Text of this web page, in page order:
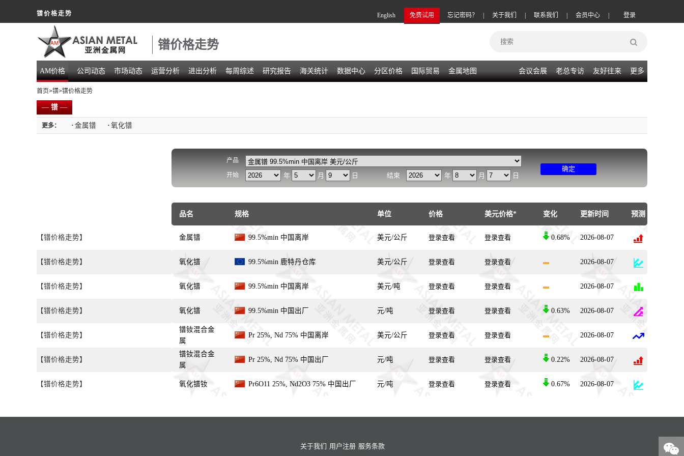
镨价格走势 登录
会员中心
联系我们
关于我们
忘记密码？
免费试用
English
镨价格走势
AM价格 公司动态 市场动态 运营分析 进出分析 每周综述 研究报告 海关统计 数据中心 分区价格 国际贸易 金属地图 会议会展 老总专访 友好往来 更多
首页>镨>镨价格走势
—镨—
更多： · 金属镨 · 氧化镨
【镨价格走势】
【镨价格走势】
【镨价格走势】
【镨价格走势】
【镨价格走势】
【镨价格走势】
【镨价格走势】
产品
开始 年 月 日 结束 年 月 日
确定
品名 规格 单位 价格 美元价格* 变化 更新时间 预测
金属镨 99.5%min 中国离岸 美元/公斤 登录查看 登录查看 0.68% 2026-08-07
氧化镨 99.5%min 鹿特丹仓库 美元/公斤 登录查看 登录查看 2026-08-07
氧化镨 99.5%min 中国离岸 美元/吨 登录查看 登录查看 2026-08-07
氧化镨 99.5%min 中国出厂 元/吨 登录查看 登录查看 0.63% 2026-08-07
镨钕混合金
属
Pr 25%, Nd 75% 中国离岸 美元/公斤 登录查看 登录查看 2026-08-07
镨钕混合金
属
Pr 25%, Nd 75% 中国出厂 元/吨 登录查看 登录查看 0.22% 2026-08-07
氧化镨钕 Pr6O11 25%, Nd2O3 75% 中国出厂 元/吨 登录查看 登录查看 0.67% 2026-08-07
关于我们 用户注册 服务条款